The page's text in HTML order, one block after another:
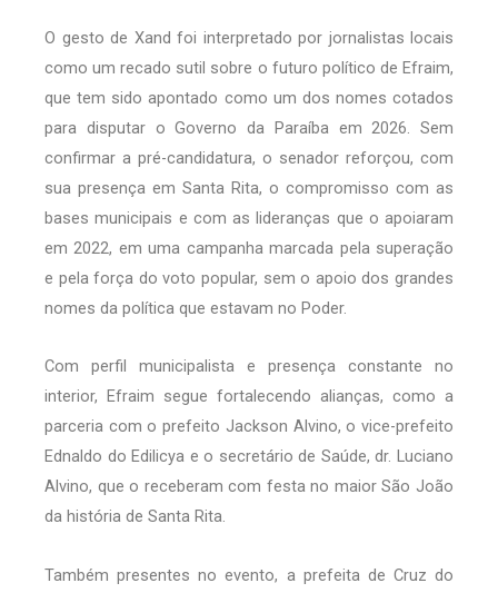
O gesto de Xand foi interpretado por jornalistas locais
como um recado sutil sobre o futuro político de Efraim,
que tem sido apontado como um dos nomes cotados
para disputar o Governo da Paraíba em 2026. Sem
confirmar a pré-candidatura, o senador reforçou, com
sua presença em Santa Rita, o compromisso com as
bases municipais e com as lideranças que o apoiaram
em 2022, em uma campanha marcada pela superação
e pela força do voto popular, sem o apoio dos grandes
nomes da política que estavam no Poder.
Com perfil municipalista e presença constante no
interior, Efraim segue fortalecendo alianças, como a
parceria com o prefeito Jackson Alvino, o vice-prefeito
Ednaldo do Edilicya e o secretário de Saúde, dr. Luciano
Alvino, que o receberam com festa no maior São João
da história de Santa Rita.
Também presentes no evento, a prefeita de Cruz do